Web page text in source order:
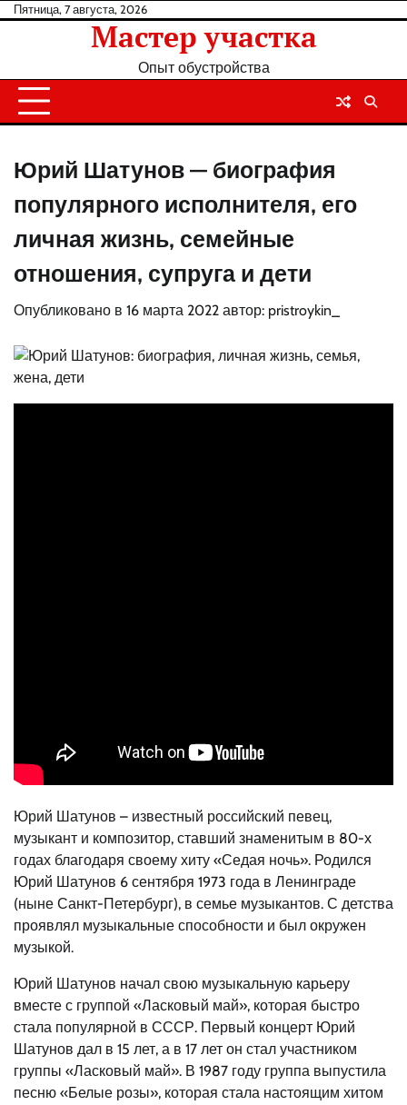
Перейти
Пятница, 7 августа, 2026
Мастер участка
Опыт обустройства
Юрий Шатунов — биография
популярного исполнителя, его
личная жизнь, семейные
отношения, супруга и дети
Опубликовано в 16 марта 2022 автор: pristroykin_
Юрий Шатунов – известный российский певец,
музыкант и композитор, ставший знаменитым в 80-х
годах благодаря своему хиту «Седая ночь». Родился
Юрий Шатунов 6 сентября 1973 года в Ленинграде
(ныне Санкт-Петербург), в семье музыкантов. С детства
проявлял музыкальные способности и был окружен
музыкой.
Юрий Шатунов начал свою музыкальную карьеру
вместе с группой «Ласковый май», которая быстро
стала популярной в СССР. Первый концерт Юрий
Шатунов дал в 15 лет, а в 17 лет он стал участником
группы «Ласковый май». В 1987 году группа выпустила
песню «Белые розы», которая стала настоящим хитом